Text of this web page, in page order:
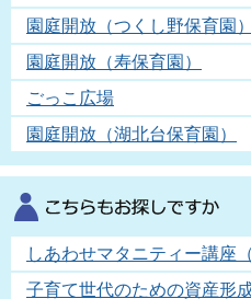
園庭開放（つくし野保育園）
園庭開放（寿保育園）
ごっこ広場
園庭開放（湖北台保育園）
しあわせマタニティー講座
子育て世代のための資産形